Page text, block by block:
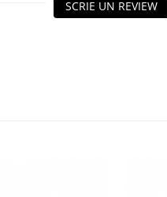
SCRIE UN REVIEW